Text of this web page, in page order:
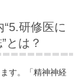
研修医に
とは？
す。「精神神経